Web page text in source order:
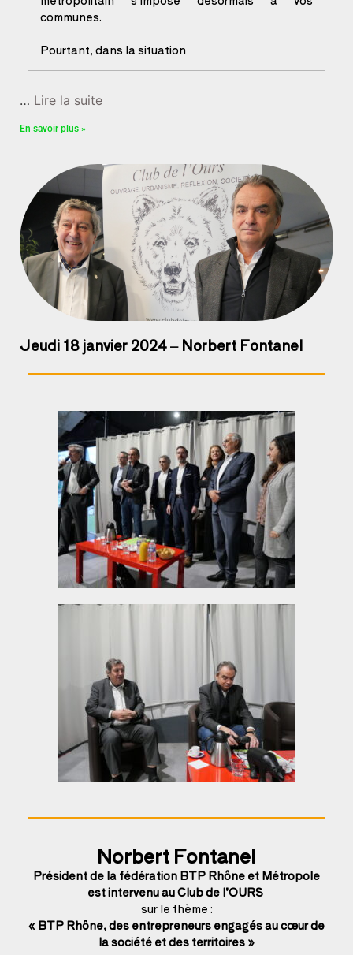
communes.
Pourtant, dans la situation
… Lire la suite
En savoir plus »
Jeudi 18 janvier 2024 – Norbert Fontanel
Norbert Fontanel
Président de la fédération BTP Rhône et Métropole
est intervenu au Club de l’OURS
sur le thème :
« BTP Rhône, des entrepreneurs engagés au cœur de
la société et des territoires »